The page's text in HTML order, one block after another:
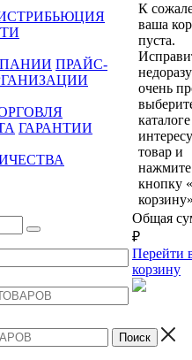
ПРАЙС-
ГАРАНТИИ
К
ваша
пуста.
очень
каталоге
товар и
нажмите
кнопку
Общая
₽
Перейти
корзину